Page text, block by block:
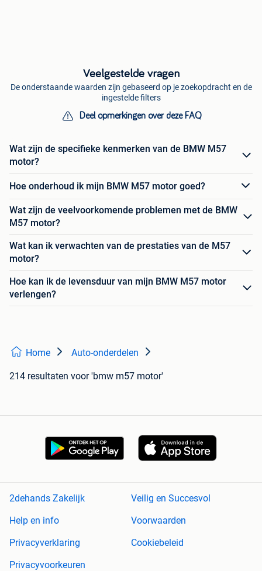
Veelgestelde vragen
De onderstaande waarden zijn gebaseerd op je zoekopdracht en de
ingestelde filters
Deel opmerkingen over deze FAQ
Wat zijn de specifieke kenmerken van de BMW M57
motor?
Hoe onderhoud ik mijn BMW M57 motor goed?
Wat zijn de veelvoorkomende problemen met de BMW
M57 motor?
Wat kan ik verwachten van de prestaties van de M57
motor?
Hoe kan ik de levensduur van mijn BMW M57 motor
verlengen?
Home Auto-onderdelen
214 resultaten voor 'bmw m57 motor'
2dehands Zakelijk
Veilig en Succesvol
Help en info
Voorwaarden
Privacyverklaring
Cookiebeleid
Privacyvoorkeuren